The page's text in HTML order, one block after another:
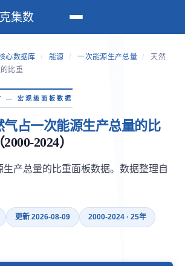
集数
心数据库 / 能源 / 一次能源生产总量 /
天然
比重
— 宏观级面板数据
气占一次能源生产总量的比
2024）
生产总量的比重面板数据。数据整理自
更新 2026-08-09 2000-2024 · 25年